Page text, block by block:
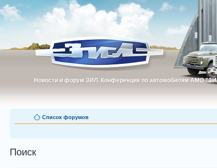
Новости и форум ЗИЛ. Конференция по автомобилям АМО
Новости и форум ЗИЛ. Конференция по автомобилям АМО
Список форумов
Поиск